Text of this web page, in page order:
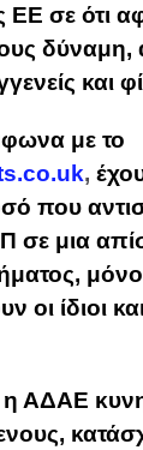
ΕΕ σε ότι
δύναμη,
και
με το
,
που
σε μια
οι ίδιοι
ΑΔΑΕ